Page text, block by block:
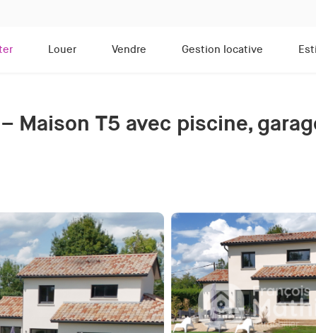
Louer Vendre Gestion locative
Maison T5 avec piscine,